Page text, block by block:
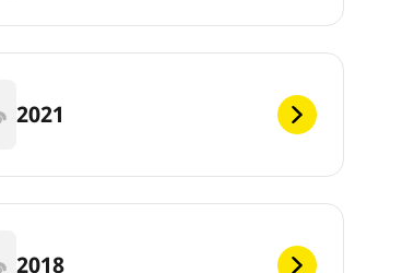
2021
2018